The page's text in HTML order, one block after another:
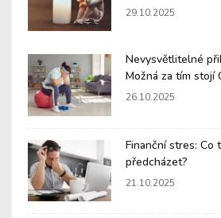
29.10.2025
Nevysvětlitelné
Možná za tím stojí
26.10.2025
Finanční stres: Co
předcházet?
21.10.2025